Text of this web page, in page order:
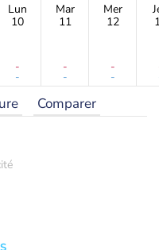
Lun
10
-
-
Mar
11
-
-
Mer
12
-
-
Comparer